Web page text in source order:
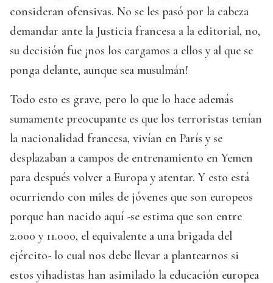
consideran ofensivas. No se les pasó por la cabeza
demandar ante la Justicia francesa a la editorial, no,
su decisión fue ¡nos los cargamos a ellos y al que se
ponga delante, aunque sea musulmán!
Todo esto es grave, pero lo que lo hace además
sumamente preocupante es que los terroristas tenían
la nacionalidad francesa, vivían en París y se
desplazaban a campos de entrenamiento en Yemen
para después volver a Europa y atentar. Y esto está
ocurriendo con miles de jóvenes que son europeos
porque han nacido aquí -se estima que son entre
2.000 y 11.000, el equivalente a una brigada del
ejército- lo cual nos debe llevar a plantearnos si
estos yihadistas han asimilado la educación europea